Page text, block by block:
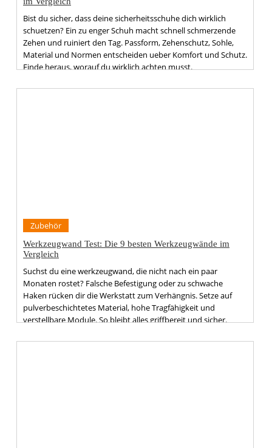
Bist du sicher, dass deine sicherheitsschuhe dich wirklich
schuetzen? Ein zu enger Schuh macht schnell schmerzende
Zehen und ruiniert den Tag. Passform, Zehenschutz, Sohle,
Material und Normen entscheiden ueber Komfort und Schutz.
Finde heraus, worauf du wirklich achten musst.
Zubehör
Werkzeugwand Test: Die 9 besten Werkzeugwände im
Vergleich
Suchst du eine werkzeugwand, die nicht nach ein paar
Monaten rostet? Falsche Befestigung oder zu schwache
Haken rücken dir die Werkstatt zum Verhängnis. Setze auf
pulverbeschichtetes Material, hohe Tragfähigkeit und
verstellbare Module. So bleibt alles griffbereit und sicher.